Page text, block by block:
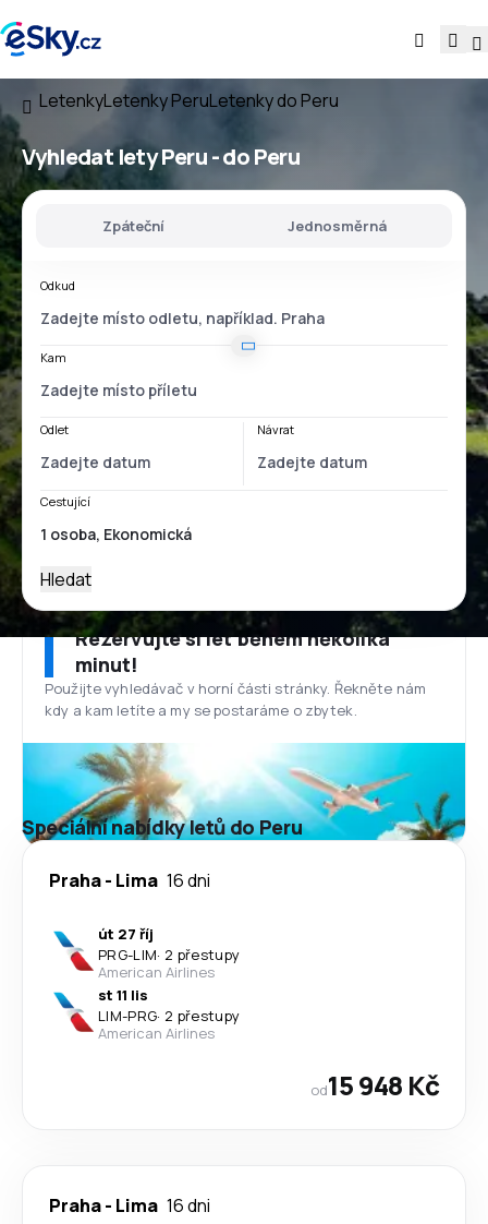
LetenkyLetenky PeruLetenky do Peru
Vyhledat letyPeru - do Peru
Zpáteční Jednosměrná
Odkud
Kam
Odlet Návrat
Cestující
Hledat
Rezervujte si let během několika
minut!
Použijte vyhledávač v horní části stránky. Řekněte nám
kdy a kam letíte a my se postaráme o zbytek.
Speciální nabídky letů do Peru
Praha- Lima 16 dni
út 27 říj
PRG-LIM· 2 přestupy
American Airlines
st 11 lis
LIM-PRG· 2 přestupy
American Airlines
od15 948 Kč
Praha- Lima 16 dni